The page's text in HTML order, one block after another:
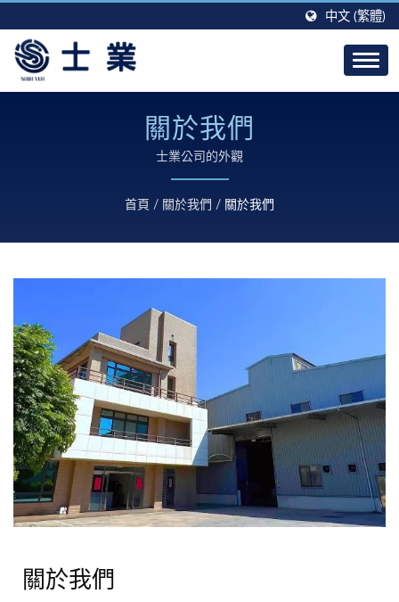
中文 (繁體)
關於我們
士業公司的外觀
首頁 / 關於我們 / 關於我們
關於我們